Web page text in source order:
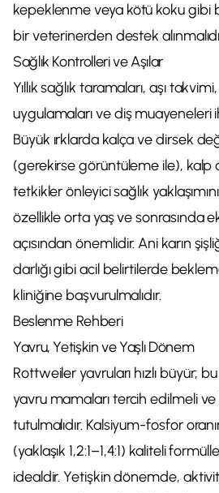
kepeklenme veya kötü koku gibi
bir veterinerden destek
Sağlık Kontrolleri ve Aşılar
Yıllık sağlık taramaları, aşı
uygulamaları ve diş muayeneleri
Büyük ırklarda kalça ve dirsek
(gerekirse görüntüleme ile), kalp
tetkikler önleyici sağlık
özellikle orta yaş ve sonrasında
açısından önemlidir. Ani karın
darlığı gibi acil belirtilerde
kliniğine başvurulmalıdır.
Beslenme Rehberi
Yavru, Yetişkin ve Yaşlı Dönem
Rottweiler yavruları hızlı büyür;
yavru mamaları tercih edilmeli ve
tutulmalıdır. Kalsiyum-fosfor
(yaklaşık 1,2:1–1,4:1) kaliteli
idealdir. Yetişkin dönemde,